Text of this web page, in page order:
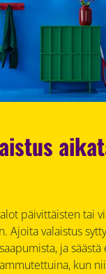
päivittäisten tai
Ajoita valaistus
ja säästä
kun